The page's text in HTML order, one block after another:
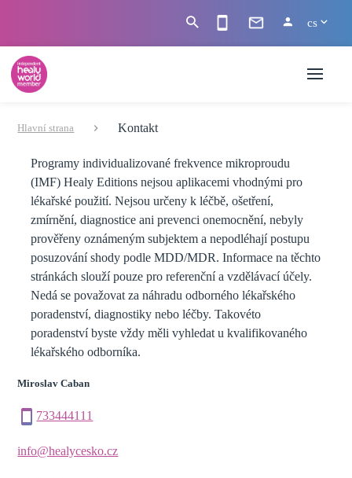
cs
Hlavní strana Kontakt
Programy individualizované frekvence mikroproudu
(IMF) Healy Editions nejsou aplikacemi vhodnými pro
lékařské použití. Nejsou určeny k léčbě, ošetření,
zmírnění, diagnostice ani prevenci onemocnění, nebyly
prověřeny oznámeným subjektem a nepodléhají postupu
posuzování shody podle MDD/MDR. Informace na těchto
stránkách slouží pouze pro referenční a vzdělávací účely.
Nedá se považovat za náhradu odborného lékařského
poradenství, diagnostiky nebo léčby. Takovéto
poradenství byste vždy měli vyhledat u kvalifikovaného
lékařského odborníka.
Miroslav Caban
733444111
info@healycesko.cz